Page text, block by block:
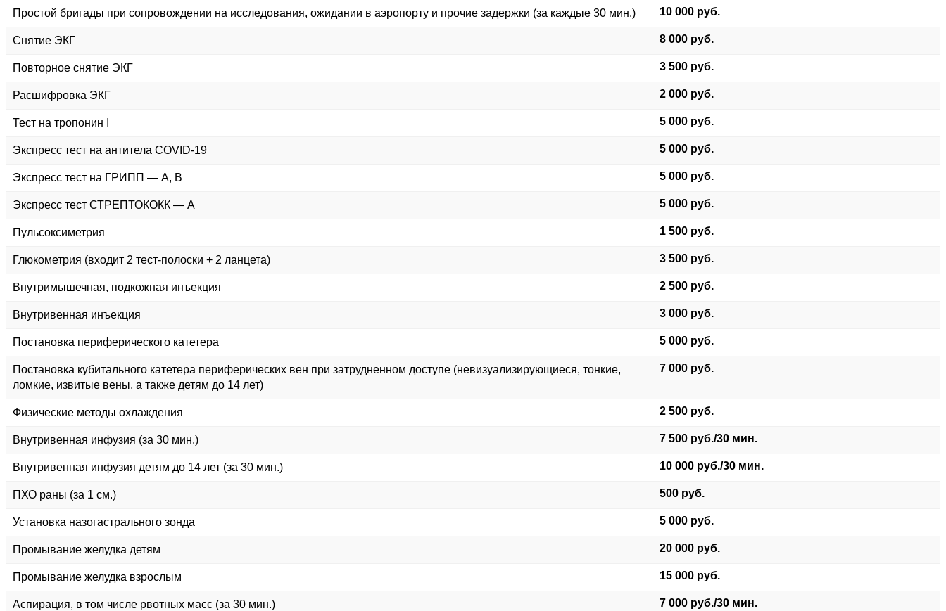
Простой бригады при сопровождении на исследования, ожидании в аэропорту и прочие задержки (за каждые 30 мин.) 10 000 руб.
Снятие ЭКГ 8 000 руб.
Повторное снятие ЭКГ 3 500 руб.
Расшифровка ЭКГ 2 000 руб.
Тест на тропонин I 5 000 руб.
Экспресс тест на антитела COVID-19 5 000 руб.
Экспресс тест на ГРИПП — А, В 5 000 руб.
Экспресс тест СТРЕПТОКОКК — А 5 000 руб.
Пульсоксиметрия 1 500 руб.
Глюкометрия (входит 2 тест-полоски + 2 ланцета) 3 500 руб.
Внутримышечная, подкожная инъекция 2 500 руб.
Внутривенная инъекция 3 000 руб.
Постановка периферического катетера 5 000 руб.
Постановка кубитального катетера периферических вен при затрудненном доступе (невизуализирующиеся, тонкие,
ломкие, извитые вены, а также детям до 14 лет)
7 000 руб.
Физические методы охлаждения 2 500 руб.
Внутривенная инфузия (за 30 мин.) 7 500 руб./30 мин.
Внутривенная инфузия детям до 14 лет (за 30 мин.) 10 000 руб./30 мин.
ПХО раны (за 1 см.) 500 руб.
Установка назогастрального зонда 5 000 руб.
Промывание желудка детям 20 000 руб.
Промывание желудка взрослым 15 000 руб.
Аспирация, в том числе рвотных масс (за 30 мин.) 7 000 руб./30 мин.